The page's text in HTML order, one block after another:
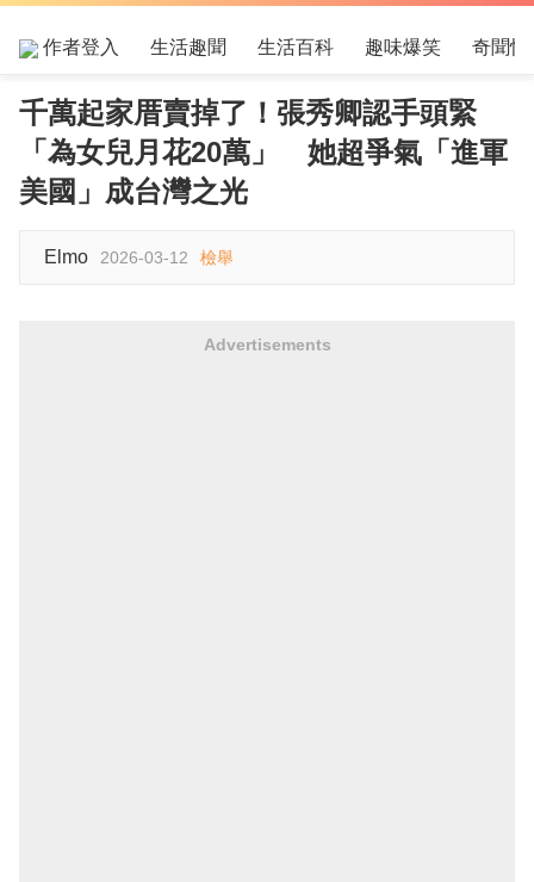
作者登入 生活趣聞 生活百科 趣味爆笑 奇聞怪
千萬起家厝賣掉了！張秀卿認手頭緊
「為女兒月花20萬」 她超爭氣「進軍
美國」成台灣之光
Elmo 2026-03-12 檢舉
Advertisements